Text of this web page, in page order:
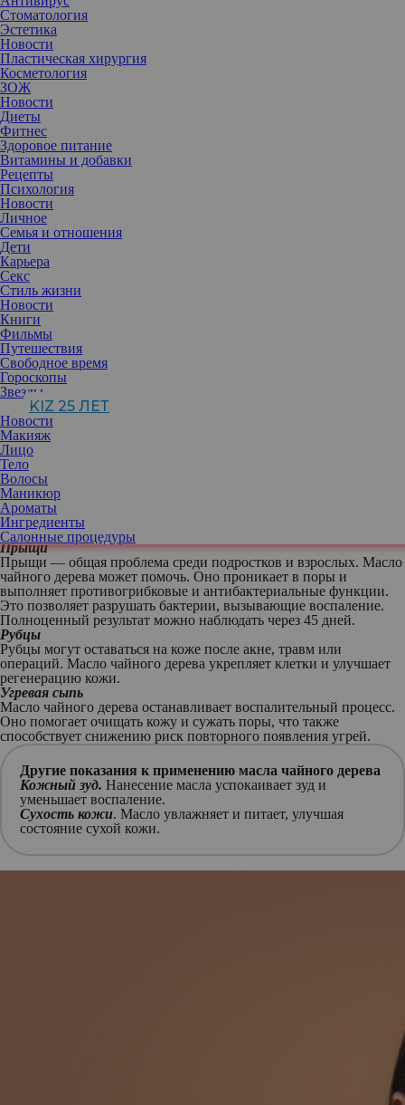
Стоматология
Эстетика
Новости
Пластическая хирургия
Косметология
ЗОЖ
Новости
Диеты
Фитнес
Здоровое питание
Витамины и добавки
Рецепты
Психология
Новости
Личное
Семья и отношения
Дети
Карьера
Секс
Стиль жизни
Новости
Книги
Фильмы
Путешествия
Свободное время
Гороскопы
Звезды
KIZ 25 ЛЕТ
Новости
Макияж
Лицо
Тело
Волосы
Маникюр
Ароматы
Ингредиенты
Салонные процедуры
Среди натуральных средств особенно выделяется масло чайного
дерева. Оно обладает некоторыми полезными свойствами,
которые делают его идеальным помощником в уходе за жирной
и проблемной кожей.
Масло чайного дерева получают из листьев австралийского
дерева Melaleuca alternifolia. Его применяют в медицине и
косметологии благодаря антисептическим,
противовоспалительным и противогрибковым свойствам.
Именно благодаря им оно стало популярным средством для
борьбы с различными кожными проблемами.
Полезные свойства
Масло чайного дерева содержит множество активных
компонентов, которые действуют на кожу. Термин
«антибактериальный» описывает его способность
рост вредоносных бактерий
воспалений и покраснений. Масло также способствует
заживлению кожных повреждений и уменьшает раздражение.
Следует попробовать масло чайного дерева, если у вас:
Прыщи
Прыщи — общая проблема среди подростков и взрослых. Масло
чайного дерева может помочь. Оно проникает в поры и
выполняет противогрибковые и антибактериальные функции.
Это позволяет разрушать бактерии, вызывающие воспаление.
Полноценный результат можно наблюдать через 45 дней.
Рубцы
Рубцы могут оставаться на коже после акне, травм или
операций. Масло чайного дерева укрепляет клетки и улучшает
регенерацию кожи.
Угревая сыпь
Масло чайного дерева останавливает воспалительный процесс.
Оно помогает очищать кожу и сужать поры, что также
способствует снижению риск повторного появления угрей.
Другие показания к применению масла чайного дерева
Кожный зуд. Нанесение масла успокаивает зуд и
уменьшает воспаление.
Сухость кожи. Масло увлажняет и питает, улучшая
состояние сухой кожи.